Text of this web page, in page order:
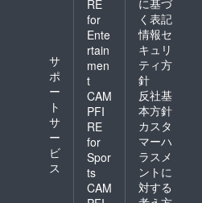
で、お
手数で
すが
【備考
欄】に
「郵便
番号」･
「送付
先(住
所)」･
「氏
名」の
記載を
お願い
しま
加に必
要なご
案内な
どをご
提供い
たしま
す。
【支援
者の方
へのお
願い】
謎解き
宝探し
イベン
ト参加
でご準
備くだ
さい。
●このリ
ターン
を選択
された
場合、
謎解き
宝探し
イベン
トへの
参加が
できま
す。1回
のご支
サ
ポ
ー
ト
サ
ー
ビ
ス
RE
for
Ente
rtain
men
t
CAM
PFI
RE
for
Spor
ts
CAM
に基づ
く表記
情報セ
キュリ
ティ方
針
反社基
本方針
カスタ
マーハ
ラスメ
ントに
対する